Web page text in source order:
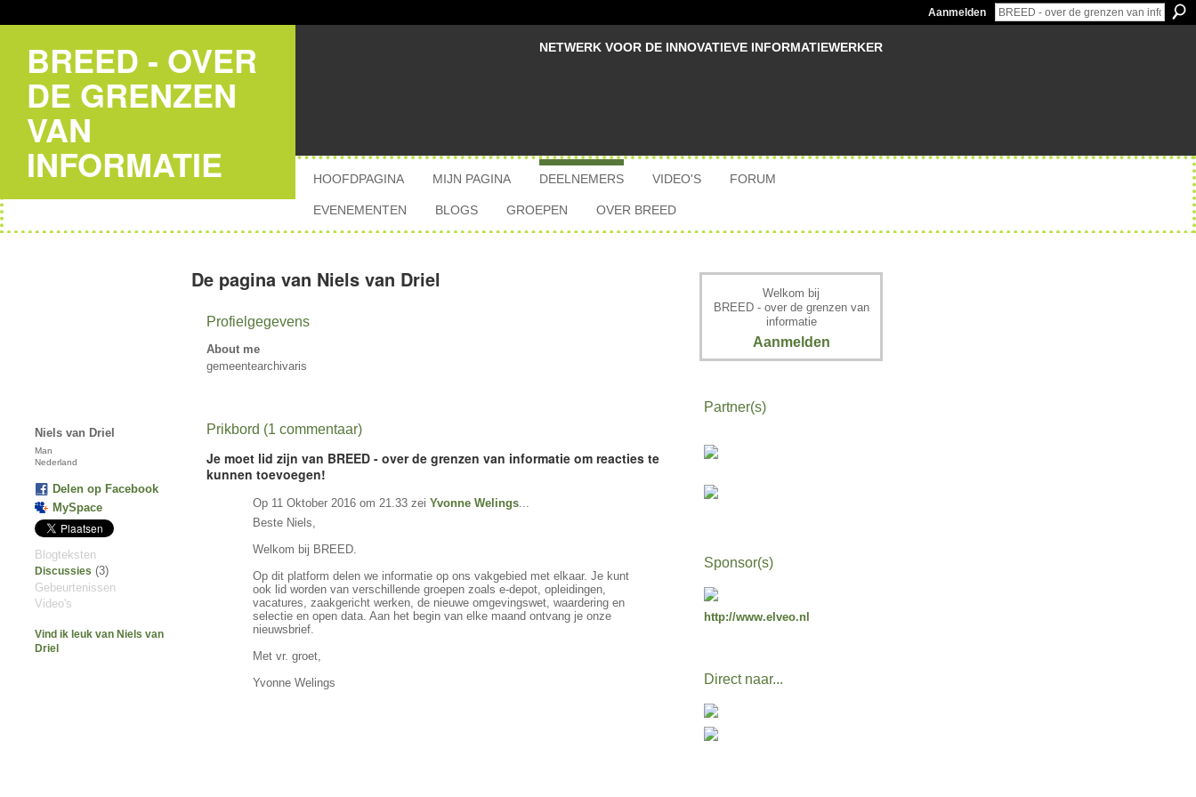
Aanmelden
BREED - OVER
DE GRENZEN
VAN
INFORMATIE
NETWERK VOOR DE INNOVATIEVE INFORMATIEWERKER
HOOFDPAGINA MIJN PAGINA DEELNEMERS VIDEO'S FORUM
EVENEMENTEN BLOGS GROEPEN OVER BREED
Niels van Driel
Man
Nederland
Delen op Facebook
MySpace
Blogteksten
Discussies (3)
Gebeurtenissen
Video's
Vind ik leuk van Niels van
Driel
De pagina van Niels van Driel
Profielgegevens
About me
gemeentearchivaris
Prikbord (1 commentaar)
Je moet lid zijn van BREED - over de grenzen van informatie om reacties te
kunnen toevoegen!
Op 11 Oktober 2016 om 21.33 zei Yvonne Welings...
Beste Niels,
Welkom bij BREED.
Op dit platform delen we informatie op ons vakgebied met elkaar. Je kunt
ook lid worden van verschillende groepen zoals e-depot, opleidingen,
vacatures, zaakgericht werken, de nieuwe omgevingswet, waardering en
selectie en open data. Aan het begin van elke maand ontvang je onze
nieuwsbrief.
Met vr. groet,
Yvonne Welings
Welkom bij
BREED - over de grenzen van
informatie
Aanmelden
Partner(s)
Sponsor(s)
http://www.elveo.nl
Direct naar...